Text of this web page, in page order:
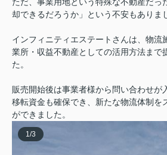
却できるだろうか」という不安もありま
インフィニティエステートさんは、物流
業所・収益不動産としての活用方法まで
た。
販売開始後は事業者様から問い合わせが
移転資金も確保でき、新たな物流体制を
ができました。
1/3